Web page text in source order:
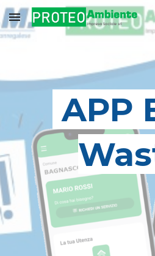
Skip to main content
APP